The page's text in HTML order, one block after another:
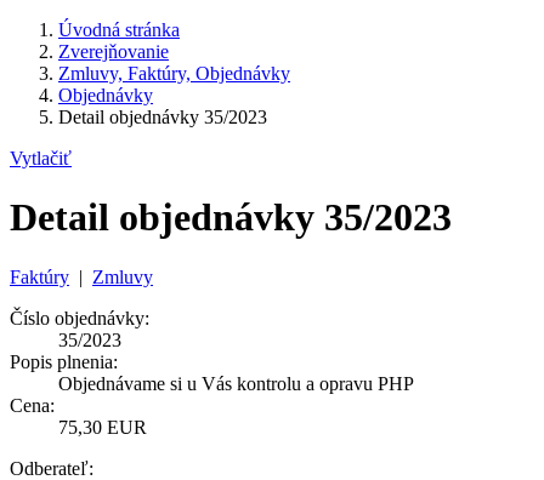
Úvodná stránka
Zverejňovanie
Zmluvy, Faktúry, Objednávky
Objednávky
Detail objednávky 35/2023
Vytlačiť
Detail objednávky 35/2023
Faktúry | Zmluvy
Číslo objednávky:
35/2023
Popis plnenia:
Objednávame si u Vás kontrolu a opravu PHP
Cena:
75,30 EUR
Odberateľ: